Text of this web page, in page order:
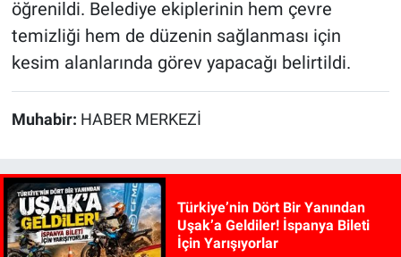
öğrenildi. Belediye ekiplerinin hem çevre
temizliği hem de düzenin sağlanması için
kesim alanlarında görev yapacağı belirtildi.
Muhabir: HABER MERKEZİ
Türkiye’nin Dört Bir Yanından
Uşak’a Geldiler! İspanya Bileti
İçin Yarışıyorlar